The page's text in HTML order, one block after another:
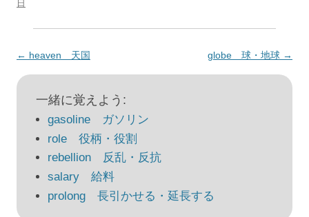
日
投
稿
ン
← heaven 天国 globe 球・地球 →
一緒に覚えよう:
gasoline ガソリン
role 役柄・役割
rebellion 反乱・反抗
salary 給料
prolong 長引かせる・延長する